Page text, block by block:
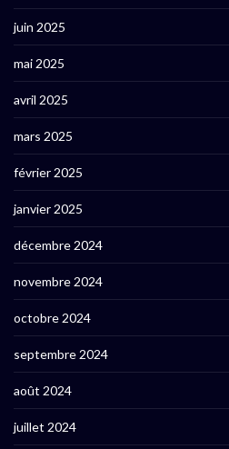
juin 2025
mai 2025
avril 2025
mars 2025
février 2025
janvier 2025
décembre 2024
novembre 2024
octobre 2024
septembre 2024
août 2024
juillet 2024